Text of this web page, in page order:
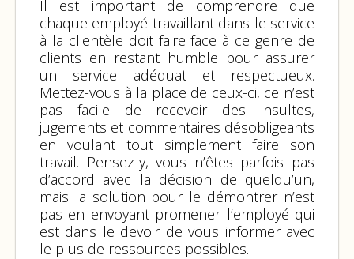
Il est important de comprendre que
chaque employé travaillant dans le service
à la clientèle doit faire face à ce genre de
clients en restant humble pour assurer
un service adéquat et respectueux.
Mettez-vous à la place de ceux-ci, ce n’est
pas facile de recevoir des insultes,
jugements et commentaires désobligeants
en voulant tout simplement faire son
travail. Pensez-y, vous n’êtes parfois pas
d’accord avec la décision de quelqu’un,
mais la solution pour le démontrer n’est
pas en envoyant promener l’employé qui
est dans le devoir de vous informer avec
le plus de ressources possibles.